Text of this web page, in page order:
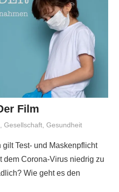
Film
,Gesellschaft,Gesundheit
Test- und Maskenpflicht
dem Corona-Virus niedrig zu
Wie geht es den